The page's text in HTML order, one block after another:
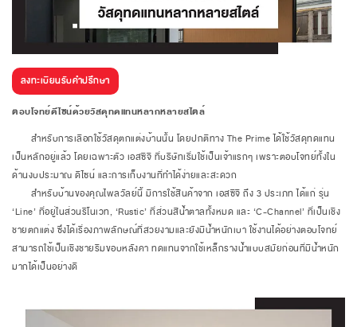
ลงทะเบียนรับคำปรึกษา
ตอบโจทย์ดีไซน์ด้วยวัสดุทดแทนหลากหลายสไตล์
สำหรับการเลือกใช้วัสดุตกแต่งบ้านนั้น โดยปกติทาง The Prime ได้ใช้วัสดุทดแทน
เป็นหลักอยู่แล้ว โดยเฉพาะตัว เอสซีจี ที่บริษัทเริ่มใช้เป็นเจ้าแรกๆ เพราะตอบโจทย์ทั้งใน
ด้านงบประมาณ ดีไซน์ และการเก็บงานที่ทำได้ง่ายและสะดวก
สำหรับบ้านของคุณไพลวัลย์นี้ มีการใช้สินค้าจาก เอสซีจี ถึง 3 ประเภท ได้แก่ รุ่น
‘Line’ ที่อยู่ในส่วนรีโนเวท, ‘Rustic’ ที่ส่วนสีน้ำตาลทั้งหมด และ ‘C-Channel’ ที่เป็นเชิง
ชายตกแต่ง ซึ่งได้เรื่องภาพลักษณ์ที่สวยงามและยังมีน้ำหนักเบา ใช้งานได้อย่างตอบโจทย์
สามารถใช้เป็นเชิงชายริมขอบหลังคา ทดแทนจากใช้เหล็กรางน้ำแบบสมัยก่อนที่มีน้ำหนัก
มากได้เป็นอย่างดี